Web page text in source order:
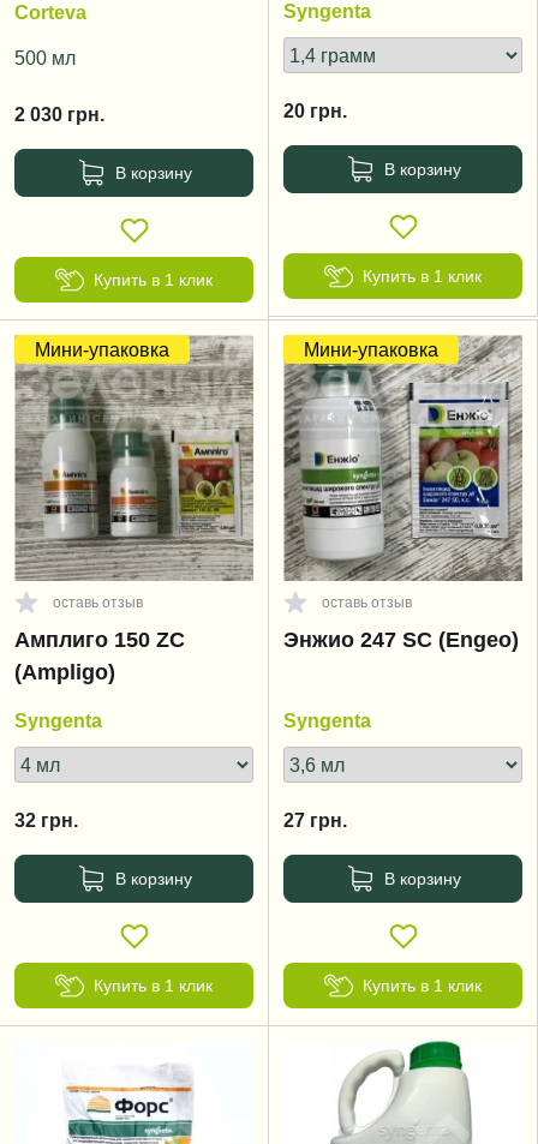
Corteva
500 мл
2 030 грн.
В корзину
Купить в 1 клик
Syngenta
20 грн.
В корзину
Купить в 1 клик
Мини-упаковка
оставь отзыв
Амплиго 150 ZC
(Ampligo)
Syngenta
32 грн.
В корзину
Купить в 1 клик
Мини-упаковка
оставь отзыв
Энжио 247 SC (Engeo)
Syngenta
27 грн.
В корзину
Купить в 1 клик